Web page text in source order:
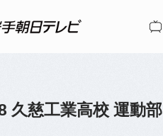
久慈工業高校 運動部